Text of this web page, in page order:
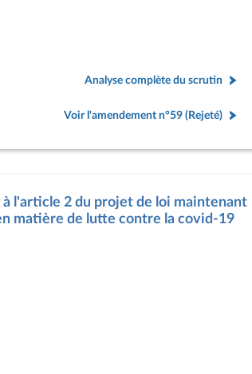
Analyse complète du scrutin
Voir l'amendement n°59 (Rejeté)
à l'article 2 du projet de loi maintenant
matière de lutte contre la covid-19